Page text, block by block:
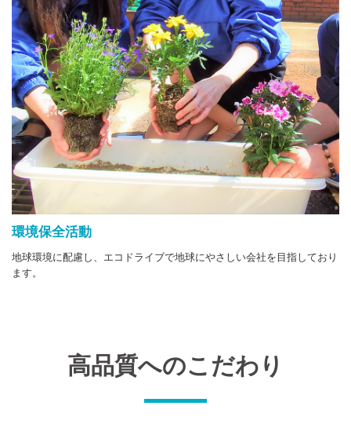
環境保全活動
地球環境に配慮し、エコドライブで地球にやさしい会社を目指しており
ます。
高品質へのこだわり